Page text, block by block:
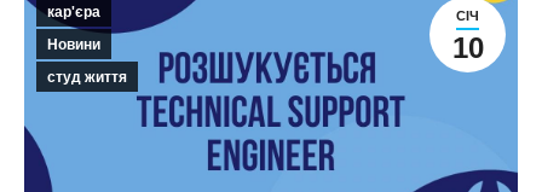
СІЧ
10
кар'єра
Новини
студ життя